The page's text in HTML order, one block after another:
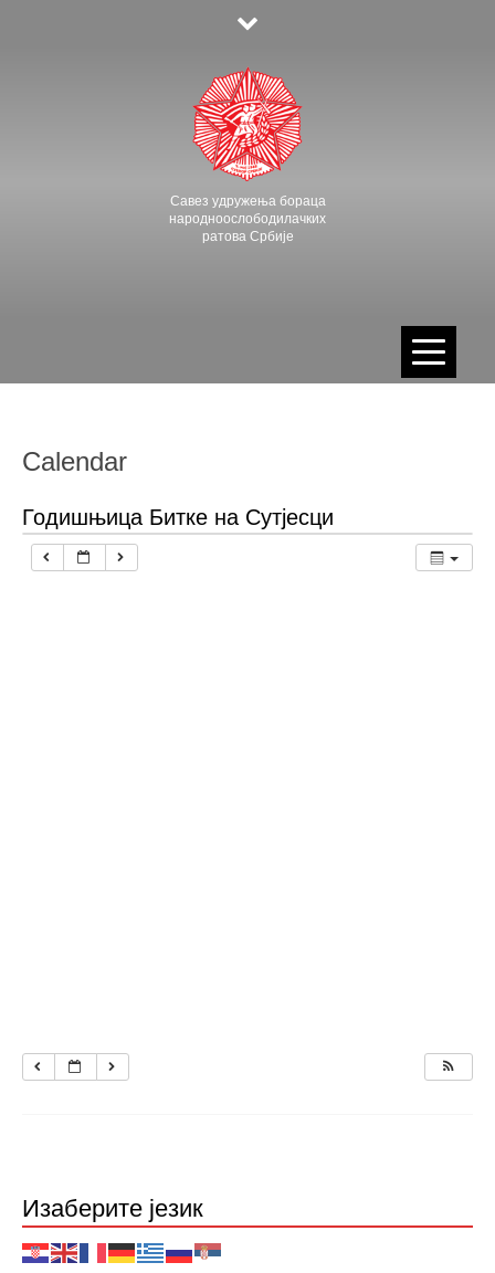
Савез удружења бораца
народноослободилачких
ратова Србије
Calendar
Годишњица Битке на Сутјесци
Изаберите језик